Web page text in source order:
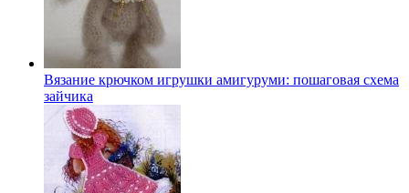
Вязание крючком игрушки амигуруми: пошаговая схема
зайчика